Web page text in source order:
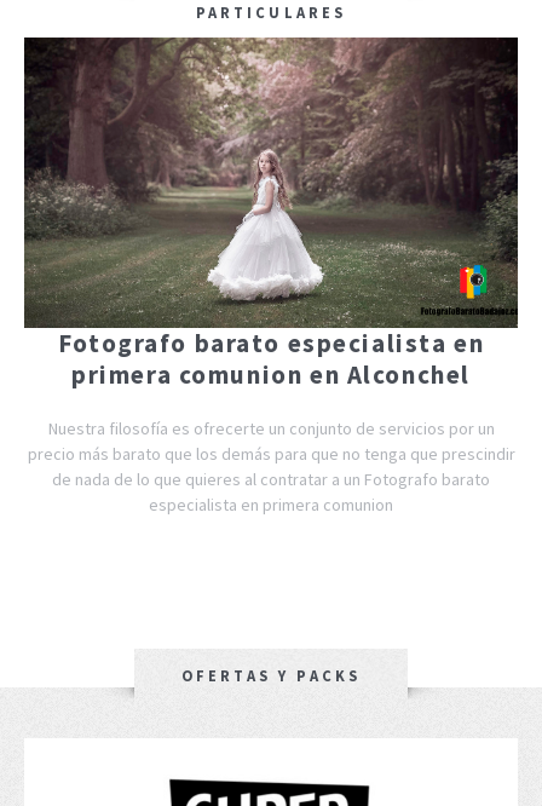
PARTICULARES
Fotografo barato especialista en
primera comunion en Alconchel
Nuestra filosofía es ofrecerte un conjunto de servicios por un
precio más barato que los demás para que no tenga que prescindir
de nada de lo que quieres al contratar a un Fotografo barato
especialista en primera comunion
OFERTAS Y PACKS